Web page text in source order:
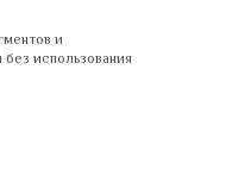
и
использования